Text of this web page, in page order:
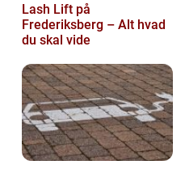
Lash Lift på
Frederiksberg – Alt hvad
du skal vide